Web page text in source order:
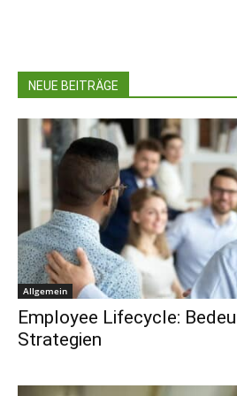
NEUE BEITRÄGE
Allgemein
Employee Lifecycle:
Strategien